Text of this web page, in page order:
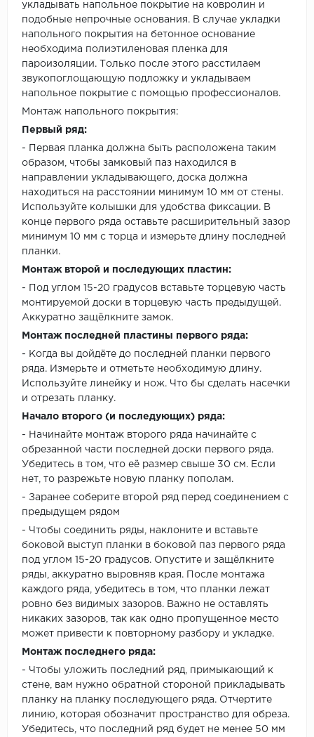
укладывать напольное покрытие на ковролин и
подобные непрочные основания. В случае укладки
напольного покрытия на бетонное основание
необходима полиэтиленовая пленка для
пароизоляции. Только после этого расстилаем
звукопоглощающую подложку и укладываем
напольное покрытие с помощью профессионалов.
Монтаж напольного покрытия:
Первый ряд:
- Первая планка должна быть расположена таким
образом, чтобы замковый паз находился в
направлении укладывающего, доска должна
находиться на расстоянии минимум 10 мм от стены.
Используйте колышки для удобства фиксации. В
конце первого ряда оставьте расширительный зазор
минимум 10 мм с торца и измерьте длину последней
планки.
Монтаж второй и последующих пластин:
- Под углом 15-20 градусов вставьте торцевую часть
монтируемой доски в торцевую часть предыдущей.
Аккуратно защёлкните замок.
Монтаж последней пластины первого ряда:
- Когда вы дойдёте до последней планки первого
ряда. Измерьте и отметьте необходимую длину.
Используйте линейку и нож. Что бы сделать насечки
и отрезать планку.
Начало второго (и последующих) ряда:
- Начинайте монтаж второго ряда начинайте с
обрезанной части последней доски первого ряда.
Убедитесь в том, что её размер свыше 30 см. Если
нет, то разрежьте новую планку пополам.
- Заранее соберите второй ряд перед соединением с
предыдущем рядом
- Чтобы соединить ряды, наклоните и вставьте
боковой выступ планки в боковой паз первого ряда
под углом 15-20 градусов. Опустите и защёлкните
ряды, аккуратно выровняв края. После монтажа
каждого ряда, убедитесь в том, что планки лежат
ровно без видимых зазоров. Важно не оставлять
никаких зазоров, так как одно пропущенное место
может привести к повторному разбору и укладке.
Монтаж последнего ряда:
- Чтобы уложить последний ряд, примыкающий к
стене, вам нужно обратной стороной прикладывать
планку на планку последующего ряда. Отчертите
линию, которая обозначит пространство для обреза.
Убедитесь, что последний ряд будет не менее 50 мм